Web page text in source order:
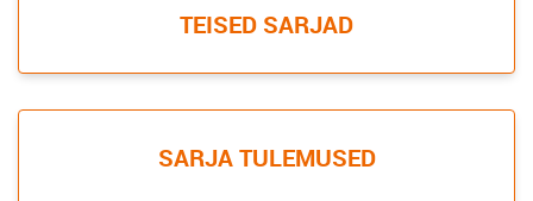
TEISED SARJAD
SARJA TULEMUSED